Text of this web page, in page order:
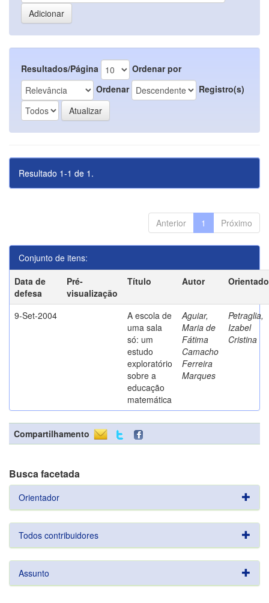
Resultados/Página
Ordenar por
Ordenar
Registro(s)
Resultado 1-1 de 1.
Anterior 1 Próximo
Conjunto de itens:
Data de
defesa
Pré-
visualização
Título Autor
9-Set-2004
A escola de
uma sala
só: um
estudo
exploratório
sobre a
educação
matemática
Aguiar,
Maria de
Fátima
Camacho
Ferreira
Marques
Petraglia,
Izabel
Cristina
Compartilhamento
Busca facetada
Orientador
Todos contribuidores
Assunto